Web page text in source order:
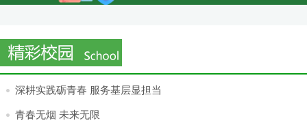
深耕实践砺青春 服务基层显担当
青春无烟 未来无限